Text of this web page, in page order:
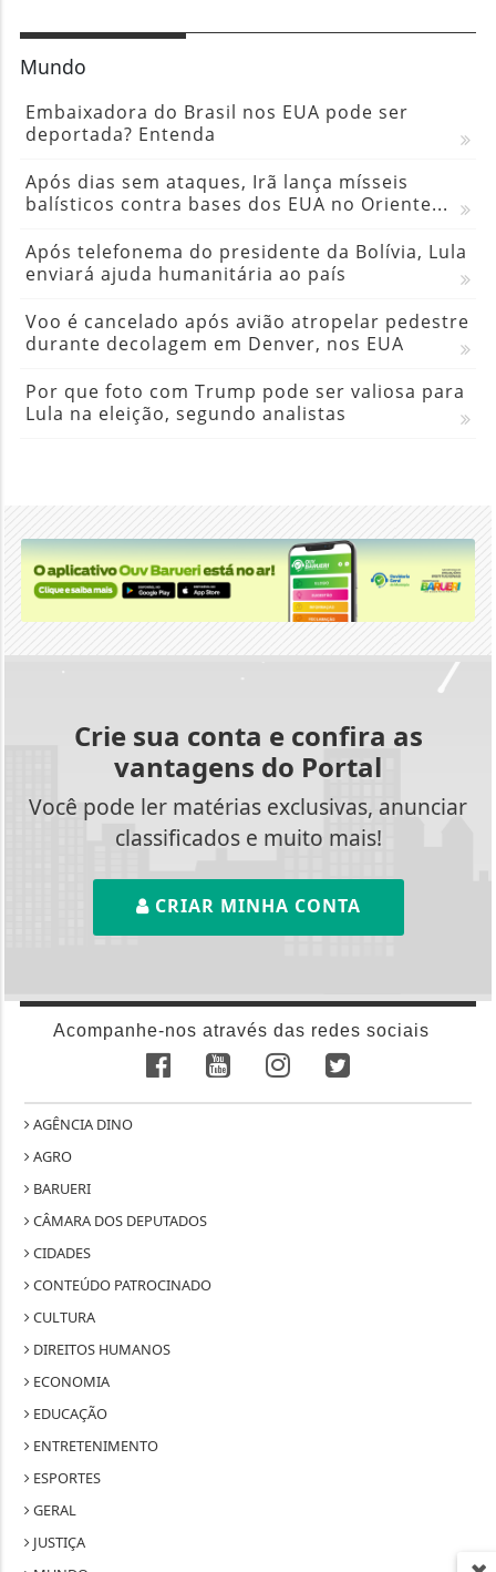
Mundo
Embaixadora do Brasil nos EUA pode ser
deportada? Entenda
Após dias sem ataques, Irã lança mísseis
balísticos contra bases dos EUA no Oriente...
Após telefonema do presidente da Bolívia, Lula
enviará ajuda humanitária ao país
Voo é cancelado após avião atropelar pedestre
durante decolagem em Denver, nos EUA
Por que foto com Trump pode ser valiosa para
Lula na eleição, segundo analistas
Crie sua conta e confira as
vantagens do Portal
Você pode ler matérias exclusivas, anunciar
classificados e muito mais!
CRIAR MINHA CONTA
Acompanhe-nos através das redes sociais
AGÊNCIA DINO
AGRO
BARUERI
CÂMARA DOS DEPUTADOS
CIDADES
CONTEÚDO PATROCINADO
CULTURA
DIREITOS HUMANOS
ECONOMIA
EDUCAÇÃO
ENTRETENIMENTO
ESPORTES
GERAL
JUSTIÇA